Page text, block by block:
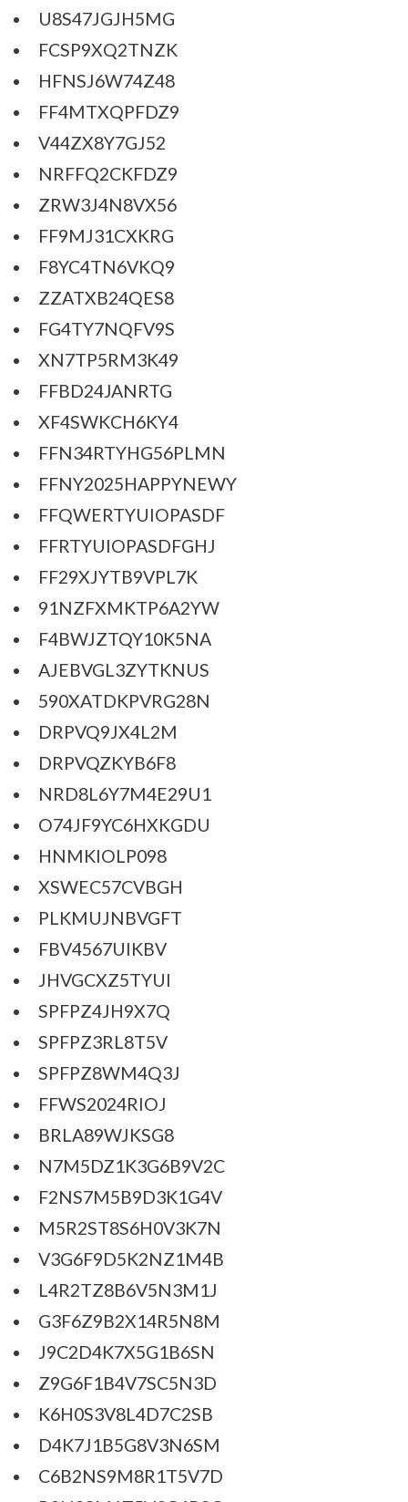
U8S47JGJH5MG
FCSP9XQ2TNZK
HFNSJ6W74Z48
FF4MTXQPFDZ9
V44ZX8Y7GJ52
NRFFQ2CKFDZ9
ZRW3J4N8VX56
FF9MJ31CXKRG
F8YC4TN6VKQ9
ZZATXB24QES8
FG4TY7NQFV9S
XN7TP5RM3K49
FFBD24JANRTG
XF4SWKCH6KY4
FFN34RTYHG56PLMN
FFNY2025HAPPYNEWY
FFQWERTYUIOPASDF
FFRTYUIOPASDFGHJ
FF29XJYTB9VPL7K
91NZFXMKTP6A2YW
F4BWJZTQY10K5NA
AJEBVGL3ZYTKNUS
590XATDKPVRG28N
DRPVQ9JX4L2M
DRPVQZKYB6F8
NRD8L6Y7M4E29U1
O74JF9YC6HXKGDU
HNMKIOLP098
XSWEC57CVBGH
PLKMUJNBVGFT
FBV4567UIKBV
JHVGCXZ5TYUI
SPFPZ4JH9X7Q
SPFPZ3RL8T5V
SPFPZ8WM4Q3J
FFWS2024RIOJ
BRLA89WJKSG8
N7M5DZ1K3G6B9V2C
F2NS7M5B9D3K1G4V
M5R2ST8S6H0V3K7N
V3G6F9D5K2NZ1M4B
L4R2TZ8B6V5N3M1J
G3F6Z9B2X14R5N8M
J9C2D4K7X5G1B6SN
Z9G6F1B4V7SC5N3D
K6H0S3V8L4D7C2SB
D4K7J1B5G8V3N6SM
C6B2NS9M8R1T5V7D